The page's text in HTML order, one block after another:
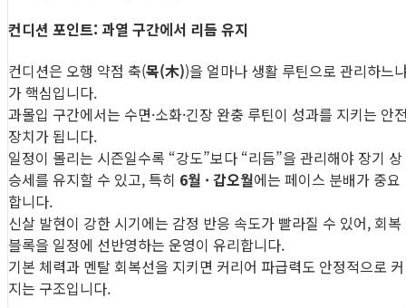
컨디션 포인트: 과열 구간에서 리듬 유지
컨디션은 오행 약점 축(목(木))을 얼마나 생활 루틴으로 관리하느
가 핵심입니다.
과몰입 구간에서는 수면·소화·긴장 완충 루틴이 성과를 지키는 안
장치가 됩니다.
일정이 몰리는 시즌일수록 “강도”보다 “리듬”을 관리해야 장기 상
승세를 유지할 수 있고, 특히 6월 · 갑오월에는 페이스 분배가 중요
합니다.
신살 발현이 강한 시기에는 감정 반응 속도가 빨라질 수 있어, 회복
블록을 일정에 선반영하는 운영이 유리합니다.
기본 체력과 멘탈 회복선을 지키면 커리어 파급력도 안정적으로 커
지는 구조입니다.